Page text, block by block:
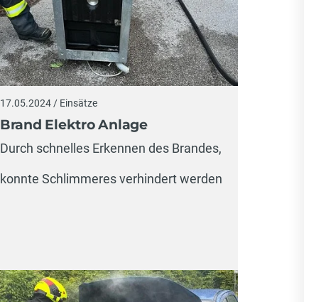
17.05.2024 / Einsätze
Brand Elektro Anlage
Durch schnelles Erkennen des Brandes,
konnte Schlimmeres verhindert werden